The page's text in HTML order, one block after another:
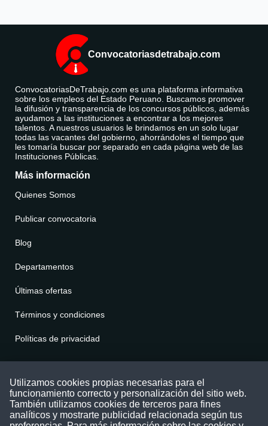
Convocatoriasdetrabajo.com
ConvocatoriasDeTrabajo.com es una plataforma informativa
sobre los empleos del Estado Peruano. Buscamos promover
la difusión y transparencia de los concursos públicos, además
ayudamos a las instituciones a encontrar a los mejores
talentos. A nuestros usuarios le brindamos en un solo lugar
todas las vacantes del gobierno, ahorrándoles el tiempo que
les tomaría buscar por separado en cada página web de las
Instituciones Públicas.
Más información
Quienes Somos
Publicar convocatoria
Blog
Departamentos
Últimas ofertas
Términos y condiciones
Políticas de privacidad
Puede comunicarse con nosotros a través
nuestras redes sociales o del correo:
contacto@convocatoriasdetrabajo.com
Utilizamos cookies propias necesarias para el
funcionamiento correcto y personalización del sitio web.
También utilizamos cookies de terceros para fines
analíticos y mostrarte publicidad relacionada según tus